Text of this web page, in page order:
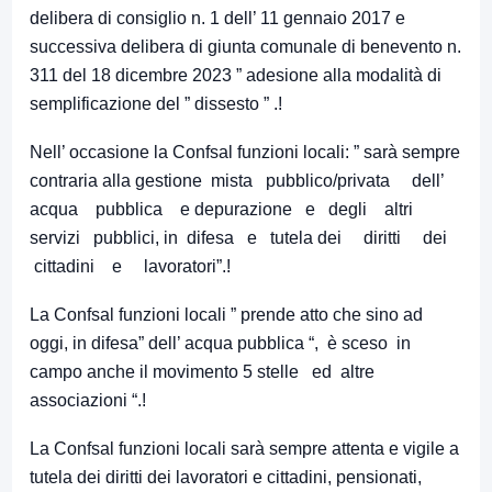
delibera di consiglio n. 1 dell’ 11 gennaio 2017 e
successiva delibera di giunta comunale di benevento n.
311 del 18 dicembre 2023 ” adesione alla modalità di
semplificazione del ” dissesto ” .!
Nell’ occasione la Confsal funzioni locali: ” sarà sempre
contraria alla gestione mista pubblico/privata dell’
acqua pubblica e depurazione e degli altri
servizi pubblici, in difesa e tutela dei diritti dei
cittadini e lavoratori”.!
La Confsal funzioni locali ” prende atto che sino ad
oggi, in difesa” dell’ acqua pubblica “, è sceso in
campo anche il movimento 5 stelle ed altre
associazioni “.!
La Confsal funzioni locali sarà sempre attenta e vigile a
tutela dei diritti dei lavoratori e cittadini, pensionati,